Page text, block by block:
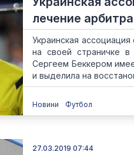
лечение
Украинская
на своей страничке
Сергеем Беккером
и выделила на
Новини Футбол
27.03.2019 07:44